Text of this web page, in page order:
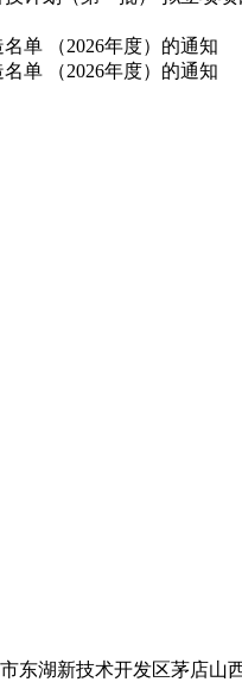
单 （2026年度）的通知
单 （2026年度）的通知
东湖新技术开发区茅店山